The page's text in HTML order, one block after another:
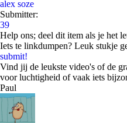
alex soze
Submitter:
39
Help ons; deel dit item als je het
Iets te linkdumpen? Leuk stukje
submit!
Vind jij de leukste video's of de
voor luchtigheid of vaak iets
Paul